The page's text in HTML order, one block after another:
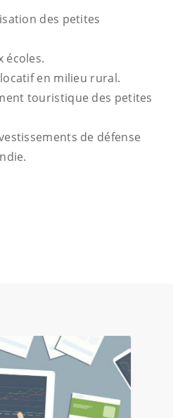
des petites
écoles.
en milieu rural.
touristique des petites
de défense